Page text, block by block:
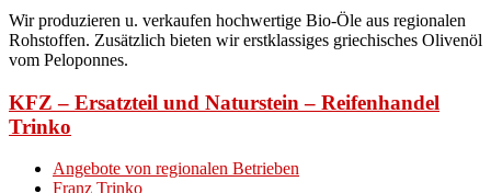
Wir produzieren u. verkaufen hochwertige Bio-Öle aus regionalen
Rohstoffen. Zusätzlich bieten wir erstklassiges griechisches Olivenöl
vom Peloponnes.
KFZ – Ersatzteil und Naturstein – Reifenhandel
Trinko
Angebote von regionalen Betrieben
Franz Trinko